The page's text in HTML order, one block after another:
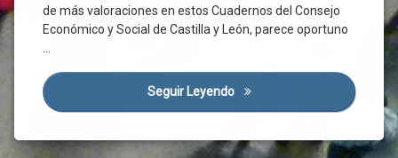
Docencia
Industrial
Educación
Superior
Empleo
Empresa
de más valoraciones en estos Cuadernos del Consejo
Económico y Social de Castilla y León, parece oportuno
Seguir Leyendo El Nuevo Ingreso Mínimo
Derecho
Subjetivo
Derechos
Sociales
Diálogo
España